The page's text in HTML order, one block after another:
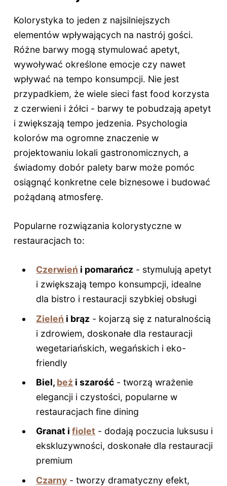
Kolorystyka to jeden z najsilniejszych
elementów wpływających na nastrój gości.
Różne barwy mogą stymulować apetyt,
wywoływać określone emocje czy nawet
wpływać na tempo konsumpcji. Nie jest
przypadkiem, że wiele sieci fast food korzysta
z czerwieni i żółci - barwy te pobudzają apetyt
i zwiększają tempo jedzenia. Psychologia
kolorów ma ogromne znaczenie w
projektowaniu lokali gastronomicznych, a
świadomy dobór palety barw może pomóc
osiągnąć konkretne cele biznesowe i budować
pożądaną atmosferę.
Popularne rozwiązania kolorystyczne w
restauracjach to:
Czerwień i pomarańcz - stymulują apetyt
i zwiększają tempo konsumpcji, idealne
dla bistro i restauracji szybkiej obsługi
Zieleń i brąz - kojarzą się z naturalnością
i zdrowiem, doskonałe dla restauracji
wegetariańskich, wegańskich i eko-
friendly
Biel, beż i szarość - tworzą wrażenie
elegancji i czystości, popularne w
restauracjach fine dining
Granat ifiolet - dodają poczucia luksusu i
ekskluzywności, doskonałe dla restauracji
premium
Czarny - tworzy dramatyczny efekt,